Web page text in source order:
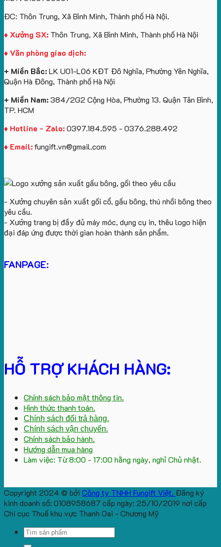
Công
Ty
Lữ
lớn
logo
Trung
số
lượng
lớn
theo
cầu
giấy
in
logo
ĐC: Thôn Trung, Xã Bình Minh, Thành phố Hà Nội.
♦ Xưởng SX: Thôn Trung, Xã Bình Minh, Thành phố Hà Nội
♦ Văn phòng giao dịch:
+ Miền Bắc:LK U01-L06 KĐT Đô Nghĩa, Phường Yên Nghĩa,
Quận Hà Đông, Thành phố Hà Nội
+ Miền Nam:384/2G2 Cộng Hòa, Phường 13. Quận Tân Bình,
TP. HCM
♦ Hotline - Zalo:0397.184.595 - 0376.288.492
♦ Email:fungift.vn@gmail.com
- Xưởng chuyên sản xuất gối cổ, gấu bông, thú nhồi bông theo
yêu cầu.
- Xưởng trang bị đầy đủ máy móc, dụng cụ in, thêu logo hiện
đại đáp ứng được thời gian hoàn thành sản phẩm.
FANPAGE:
HỖ TRỢ KHÁCH HÀNG:
Chính sách bảo mật thông tin.
Hình thức thanh toán.
Chính sách đổi trả hàng.
Chính sách vận chuyển.
Chính sách bảo hành.
Hướng dẫn mua hàng
Làm việc: Từ 8:00 - 17:00 hằng ngày, nghỉ Chủ nhật.
Copyright 2024 © bởi Công ty TNHH Fungift Việt. Đăng ký
kinh doanh số: 0108958687 cấp ngày: 25/10/2019 nơi cấp
Chi cục Thuế khu vực Thanh Oai - Chương Mỹ
Search